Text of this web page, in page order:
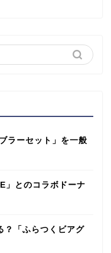
ラーセット」を一般
」とのコラボドーナ
？「ふらつくビアグ